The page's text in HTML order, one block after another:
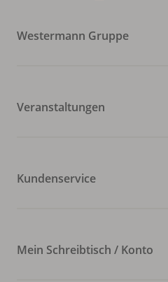
Westermann Gruppe
Veranstaltungen
Kundenservice
Mein Schreibtisch / Konto